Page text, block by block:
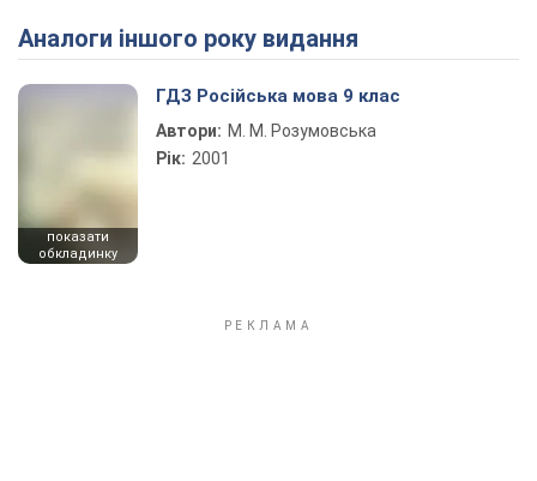
Play Video
Аналоги іншого року видання
показати
обкладинку
ГДЗ Російська мова 9 клас
Автори: М. М. Розумовська
Рік: 2001